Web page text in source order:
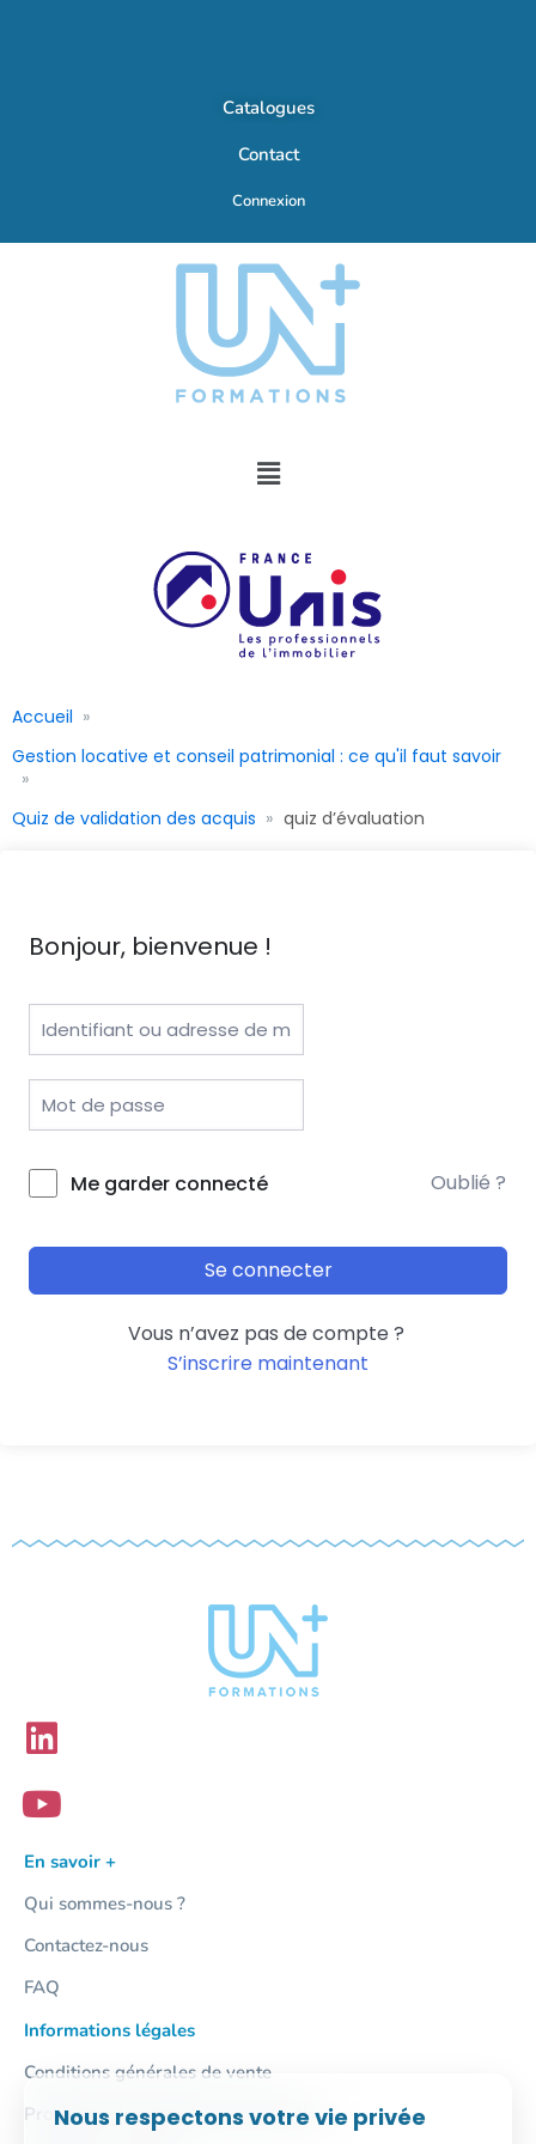
Catalogues
Contact
Connexion
Accueil
Gestion locative et conseil patrimonial : ce qu'il faut savoir
Quiz de validation des acquis quiz d’évaluation
Bonjour, bienvenue !
Me garder connecté Oublié ?
Se connecter
Vous n’avez pas de compte ?
S’inscrire maintenant
En savoir +
Qui sommes-nous ?
Contactez-nous
FAQ
Informations légales
Conditions générales de vente
Protection des données personnelles
Nous respectons votre vie privée